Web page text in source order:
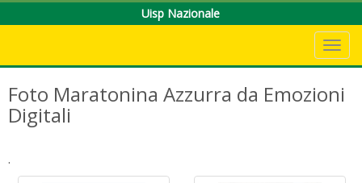
Uisp Nazionale
Foto Maratonina Azzurra da Emozioni
Digitali
.